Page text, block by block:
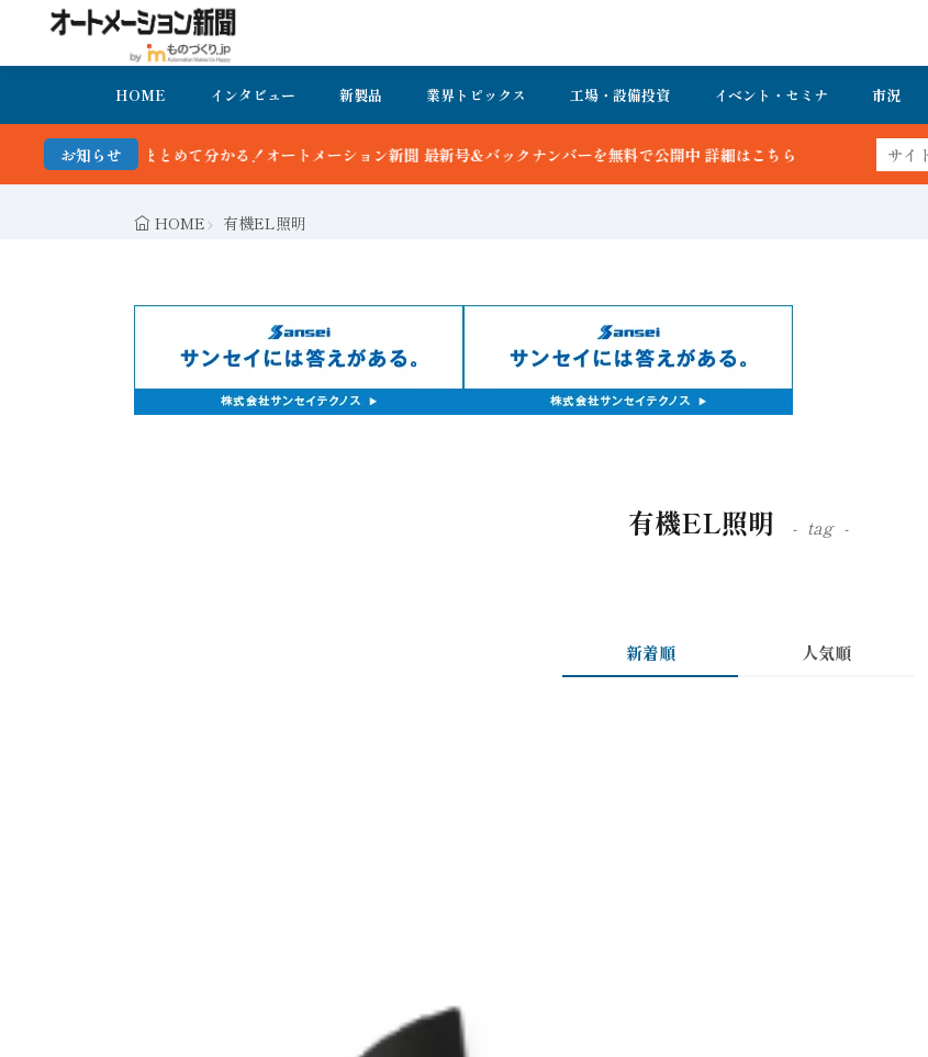
HOME インタビュー 新製品 業界トピックス 工場・設備投資 イベント・セミナ 市況
お知らせ
て分かる！オートメーション新聞 最新号＆バックナンバーを無料で公開中 詳細はこちら
HOME 有機EL照明
有機EL照明 tag
新着順 人気順